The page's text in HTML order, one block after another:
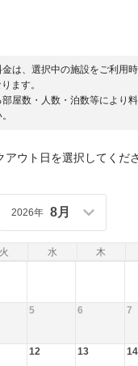
は、選択中の施設をご利用
ます。
屋数・人数・泊数等により
アウト日を選択してくだ
火 水 木
2026年 8月
5 6 7
12 13 14